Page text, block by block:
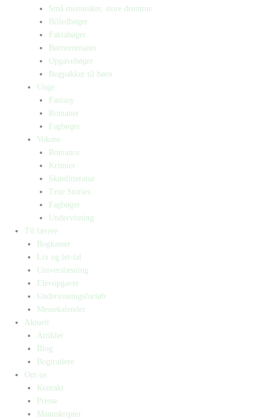
Små mennesker, store drømme
Billedbøger
Faktabøger
Børneromaner
Opgavebøger
Bogpakker til børn
Unge
Fantasy
Romaner
Fagbøger
Voksne
Romance
Krimier
Skønlitteratur
True Stories
Fagbøger
Undervisning
Til lærere
Bogkasser
Lix og let-tal
Universlæsning
Elevopgaver
Undervisningsforløb
Messekalender
Aktuelt
Artikler
Blog
Bogtrailere
Om os
Kontakt
Presse
Manuskripter